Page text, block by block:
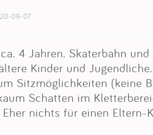
09-07
4 Jahren. Skaterbahn
Kinder und
Sitzmöglichkeiten (keine
Schatten im
nichts für einen Eltern-